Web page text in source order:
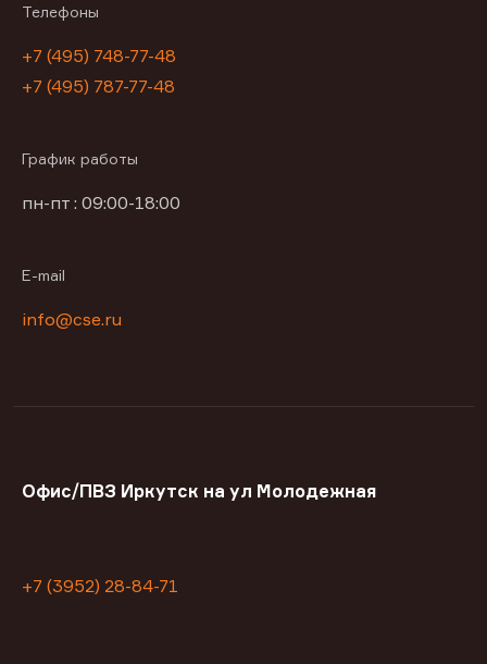
Телефоны
+7 (495) 748-77-48
+7 (495) 787-77-48
График работы
пн-пт : 09:00-18:00
E-mail
info@cse.ru
Офис/ПВЗ Иркутск на ул Молодежная
+7 (3952) 28-84-71